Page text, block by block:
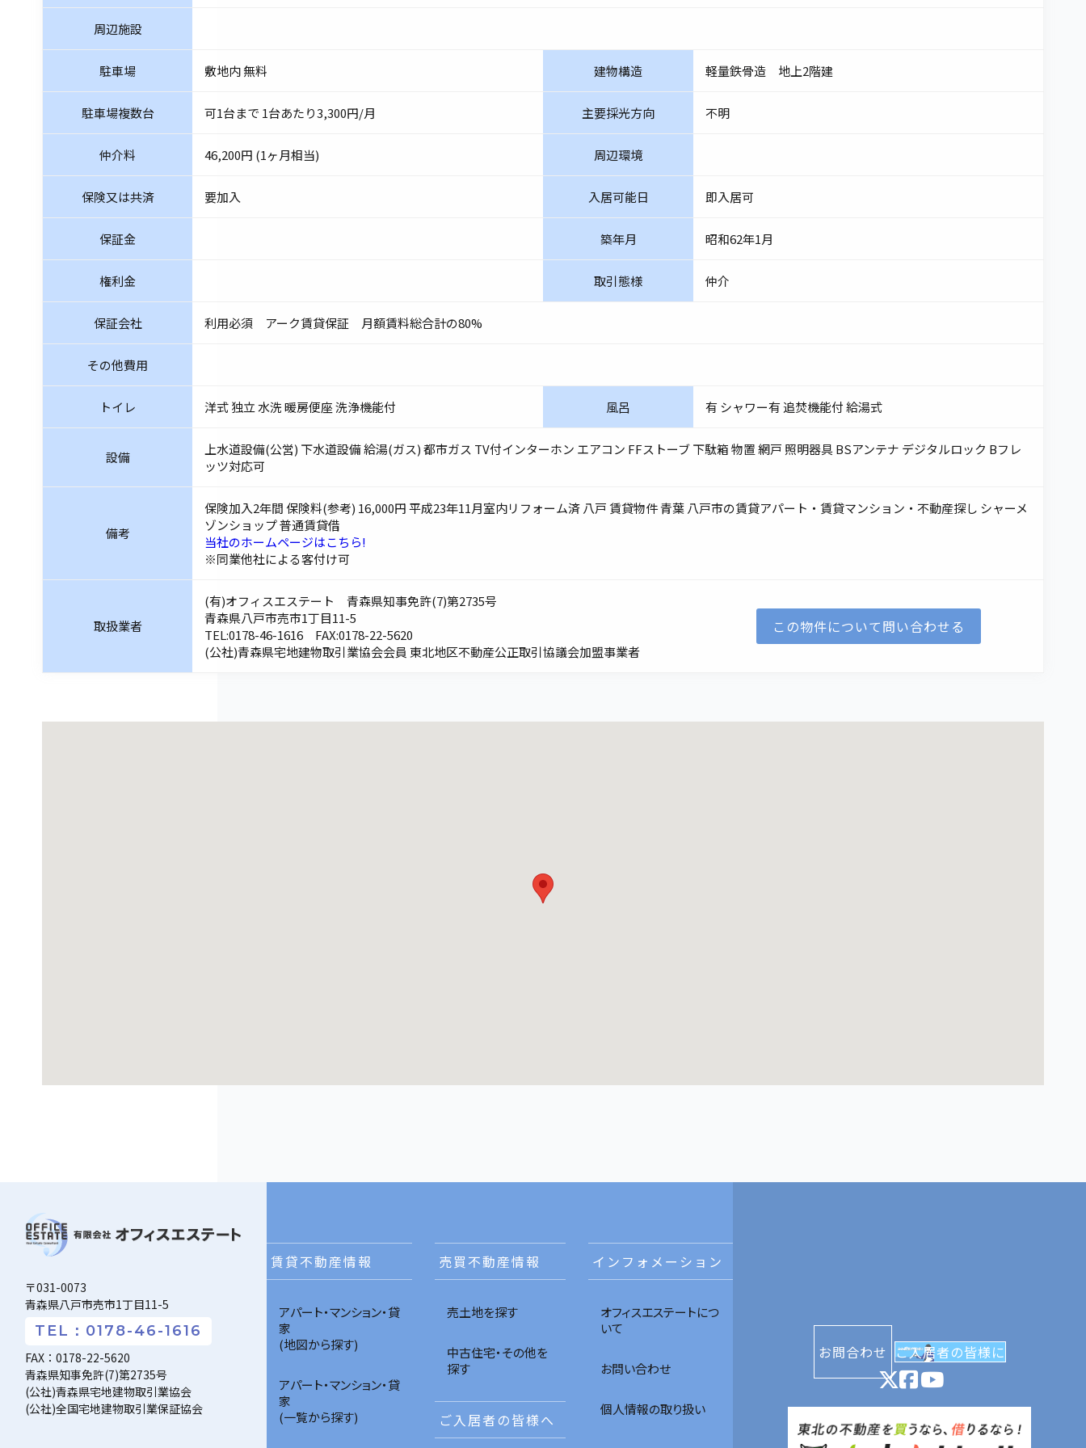
周辺施設
駐車場 敷地内 無料 建物構造 軽量鉄骨造 地上2階建
駐車場複数台 可1台まで 1台あたり3,300円/月 主要採光方向 不明
仲介料 46,200円 (1ヶ月相当) 周辺環境
保険又は共済 要加入 入居可能日 即入居可
保証金 築年月 昭和62年1月
権利金 取引態様 仲介
保証会社 利用必須 アーク賃貸保証 月額賃料総合計の80%
その他費用
トイレ 洋式 独立 水洗 暖房便座 洗浄機能付 風呂 有 シャワー有 追焚機能付 給湯式
設備
上水道設備(公営) 下水道設備 給湯(ガス) 都市ガス TV付インターホン エアコン FFストーブ 下駄箱 物置 網戸 照明器具 BSアンテナ デジタルロック Bフレ
ッツ対応可
備考
保険加入2年間 保険料(参考) 16,000円 平成23年11月室内リフォーム済 八戸 賃貸物件 青葉 八戸市の賃貸アパート・賃貸マンション・不動産探し シャーメ
ゾンショップ 普通賃貸借
当社のホームページはこちら!
※同業他社による客付け可
取扱業者
(有)オフィスエステート 青森県知事免許(7)第2735号
青森県八戸市売市1丁目11-5
TEL:0178-46-1616 FAX:0178-22-5620
(公社)青森県宅地建物取引業協会会員 東北地区不動産公正取引協議会加盟事業者
この物件について問い合わせる
〒031-0073
青森県八戸市売市1丁目11-5
TEL：0178-46-1616
FAX：0178-22-5620
青森県知事免許(7)第2735号
(公社)青森県宅地建物取引業協会
(公社)全国宅地建物取引業保証協会
賃貸不動産情報
アパート・マンション・貸
家
(地図から探す)
アパート・マンション・貸
家
(一覧から探す)
売買不動産情報
売土地を探す
中古住宅・その他を
探す
ご入居者の皆様へ
インフォメーション
オフィスエステートにつ
いて
お問い合わせ
個人情報の取り扱い
お問合わせ ご入居者の皆様に